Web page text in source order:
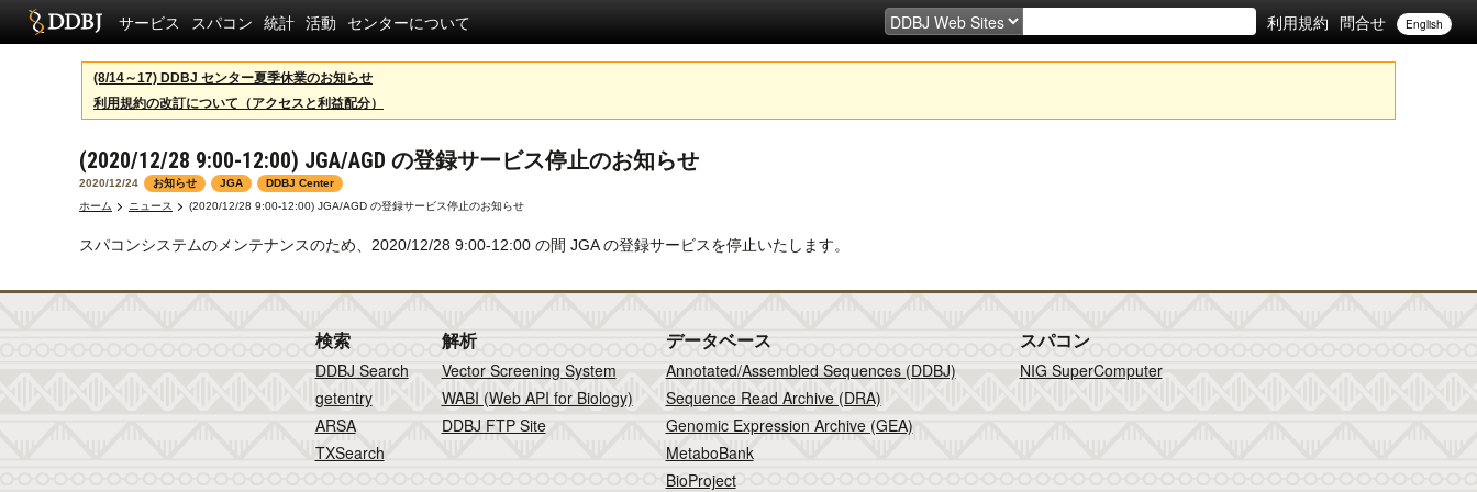
サービス スパコン 統計 活動 センターについて 利用規約 問合せ English
(8/14～17) DDBJ センター夏季休業のお知らせ
利用規約の改訂について（アクセスと利益配分）
(2020/12/28 9:00-12:00) JGA/AGD の登録サービス停止のお知らせ
2020/12/24 お知らせ JGA
DDBJ Center
ホーム
ニュース (2020/12/28 9:00-12:00) JGA/AGD の登録サービス停止のお知らせ
スパコンシステムのメンテナンスのため、2020/12/28 9:00-12:00 の間 JGA の登録サービスを停止いたします。
検索
DDBJ Search
getentry
ARSA
TXSearch
解析
Vector Screening System
WABI (Web API for Biology)
DDBJ FTP Site
データベース
Annotated/Assembled Sequences (DDBJ)
Sequence Read Archive (DRA)
Genomic Expression Archive (GEA)
MetaboBank
BioProject
スパコン
NIG SuperComputer